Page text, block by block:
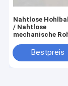
Nahtlose
/ Nahtlose
mechanische
Legierstahl /
Stahlrohre für
Bestpreis